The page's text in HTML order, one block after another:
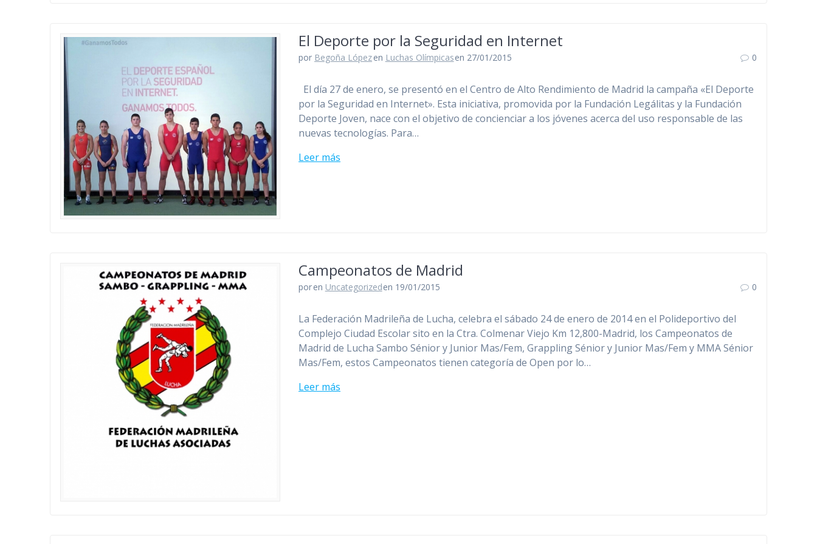
El Deporte por la Seguridad en Internet
por Begoña Lópezen Luchas Olímpicasen 27/01/2015 0
El día 27 de enero, se presentó en el Centro de Alto Rendimiento de Madrid la campaña «El Deporte
por la Seguridad en Internet». Esta iniciativa, promovida por la Fundación Legálitas y la Fundación
Deporte Joven, nace con el objetivo de concienciar a los jóvenes acerca del uso responsable de las
nuevas tecnologías. Para…
Leer más
Campeonatos de Madrid
poren Uncategorizeden 19/01/2015 0
La Federación Madrileña de Lucha, celebra el sábado 24 de enero de 2014 en el Polideportivo del
Complejo Ciudad Escolar sito en la Ctra. Colmenar Viejo Km 12,800-Madrid, los Campeonatos de
Madrid de Lucha Sambo Sénior y Junior Mas/Fem, Grappling Sénior y Junior Mas/Fem y MMA Sénior
Mas/Fem, estos Campeonatos tienen categoría de Open por lo…
Leer más